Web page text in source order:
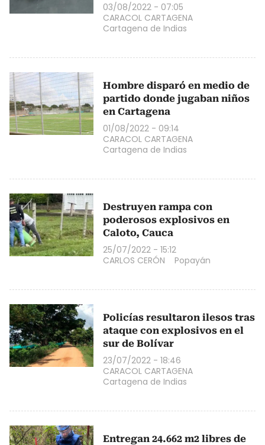
03/08/2022 - 07:05
CARACOL CARTAGENA
Cartagena de Indias
Hombre disparó en medio de
partido donde jugaban niños
en Cartagena
01/08/2022 - 09:14
CARACOL CARTAGENA
Cartagena de Indias
Destruyen rampa con
poderosos explosivos en
Caloto, Cauca
25/07/2022 - 15:12
CARLOS CERÓN
Popayán
Policías resultaron ilesos tras
ataque con explosivos en el
sur de Bolívar
23/07/2022 - 18:46
CARACOL CARTAGENA
Cartagena de Indias
Entregan 24.662 m2 libres de